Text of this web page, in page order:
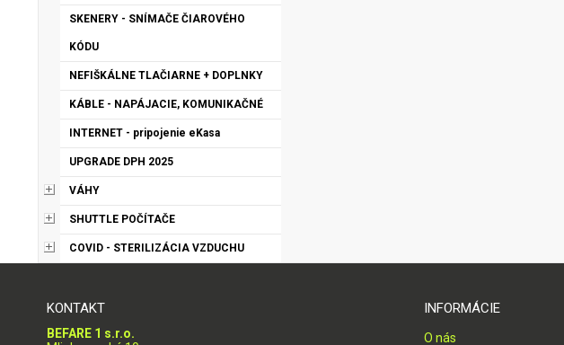
SKENERY - SNÍMAČE ČIAROVÉHO
KÓDU
NEFIŠKÁLNE TLAČIARNE + DOPLNKY
KÁBLE - NAPÁJACIE, KOMUNIKAČNÉ
INTERNET - pripojenie eKasa
UPGRADE DPH 2025
VÁHY
SHUTTLE POČÍTAČE
COVID - STERILIZÁCIA VZDUCHU
KONTAKT
BEFARE 1 s.r.o.
INFORMÁCIE
O nás